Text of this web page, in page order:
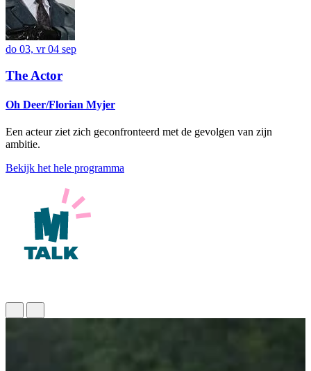
do 03, vr 04 sep
The Actor
Oh Deer/Florian Myjer
Een acteur ziet zich geconfronteerd met de gevolgen van zijn
ambitie.
Bekijk het hele programma